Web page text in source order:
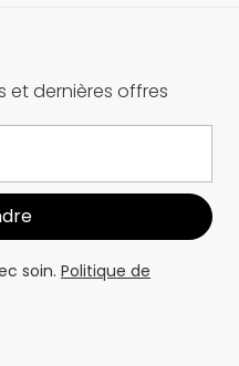
et dernières offres
soin. Politique de